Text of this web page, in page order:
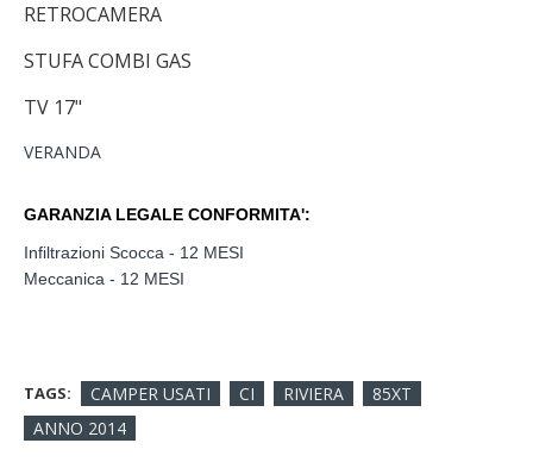
RETROCAMERA
STUFA COMBI GAS
TV 17"
VERANDA
GARANZIA LEGALE CONFORMITA':
Infiltrazioni Scocca - 12 MESI
Meccanica - 12 MESI
TAGS: CAMPER USATI CI RIVIERA
85XT
ANNO 2014